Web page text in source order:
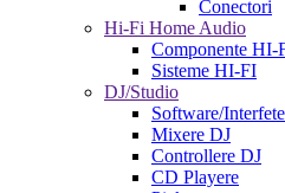
Conectori
Hi-Fi Home Audio
Componente HI-
Sisteme HI-FI
DJ/Studio
Software/
Mixere DJ
Controllere DJ
CD Playere